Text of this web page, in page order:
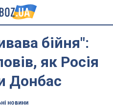
бійня":
як Росія
Донбас
новини